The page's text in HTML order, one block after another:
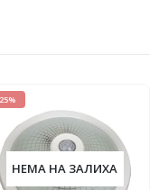
НЕМА НА ЗАЛИХА